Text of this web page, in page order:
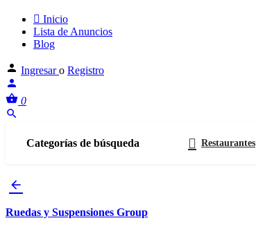
Inicio
Lista de Anuncios
Blog
Ingresaro Registro
0
Categorías de búsqueda Restaurantes
Ruedas y Suspensiones Group